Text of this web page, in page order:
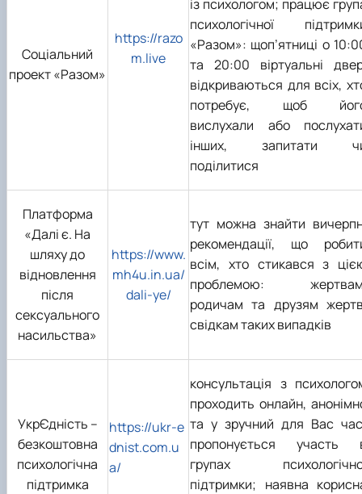
Соціальний
проект «Разом»
https://razo
m.live
із психологом; працює
психологічної
«Разом»: щоп’ятниці о
та 20:00 віртуальні
відкриваються для всіх,
потребує, щоб
вислухали або
інших, запитати
поділитися
Платформа
«Далі є. На
шляху до
відновлення
після
сексуального
насильства»
https://www.
mh4u.in.ua/
dali-ye/
тут можна знайти
рекомендації, що
всім, хто стикався з
проблемою:
родичам та друзям
свідкам таких випадків
УкрЄдність –
безкоштовна
психологічна
підтримка
https://ukr-e
dnist.com.u
a/
консультація з
проходить онлайн,
та у зручний для Вас
пропонується участь
групах
підтримки; наявна